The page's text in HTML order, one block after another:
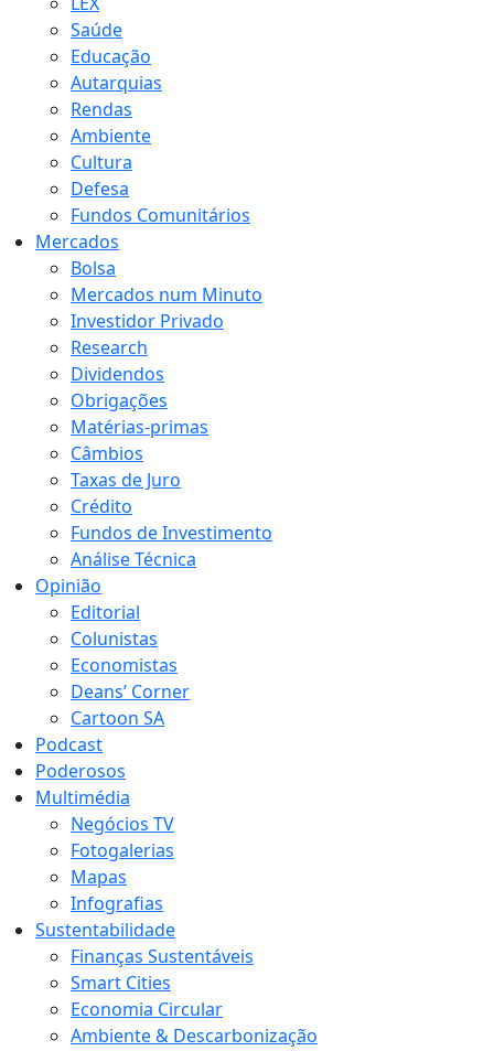
Saúde
Educação
Autarquias
Rendas
Ambiente
Cultura
Defesa
Fundos Comunitários
Mercados
Bolsa
Mercados num Minuto
Investidor Privado
Research
Dividendos
Obrigações
Matérias-primas
Câmbios
Taxas de Juro
Crédito
Fundos de Investimento
Análise Técnica
Opinião
Editorial
Colunistas
Economistas
Deans’ Corner
Cartoon SA
Podcast
Poderosos
Multimédia
Negócios TV
Fotogalerias
Mapas
Infografias
Sustentabilidade
Finanças Sustentáveis
Smart Cities
Economia Circular
Ambiente & Descarbonização